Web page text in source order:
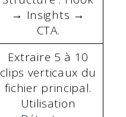
→ Insights →
CTA.
Extraire 5 à 10
clips verticaux du
fichier principal.
Utilisation